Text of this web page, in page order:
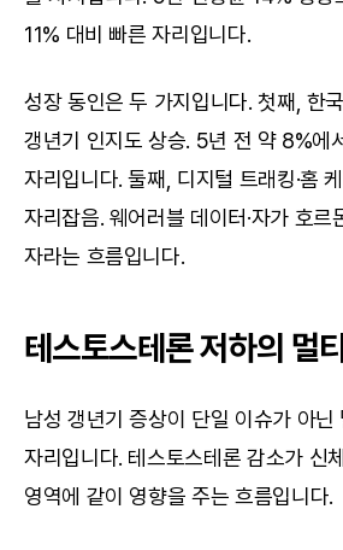
11% 대비 빠른 자리입니다.
성장 동인은 두 가지입니다. 첫째, 한
갱년기 인지도 상승. 5년 전 약 8%에
자리입니다. 둘째, 디지털 트래킹·홈
자리잡음. 웨어러블 데이터·자가 호르
자라는 흐름입니다.
테스토스테론 저하의 멀
남성 갱년기 증상이 단일 이슈가 아닌
자리입니다. 테스토스테론 감소가 신체
영역에 같이 영향을 주는 흐름입니다.